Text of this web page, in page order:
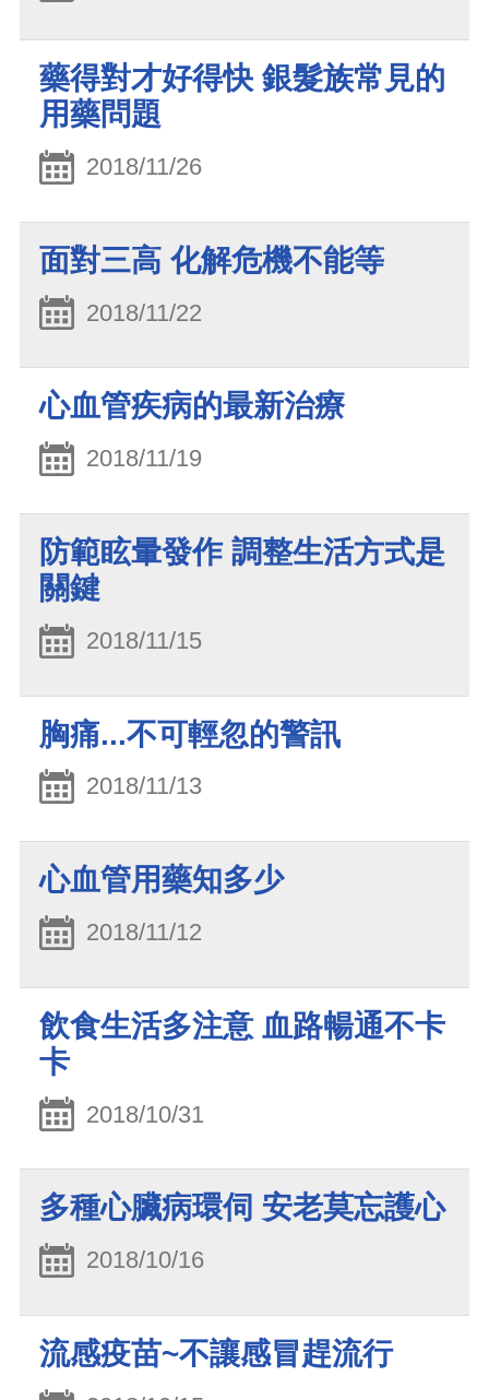
藥得對才好得快 銀髮族常見的
用藥問題
2018/11/26
面對三高 化解危機不能等
2018/11/22
心血管疾病的最新治療
2018/11/19
防範眩暈發作 調整生活方式是
關鍵
2018/11/15
胸痛...不可輕忽的警訊
2018/11/13
心血管用藥知多少
2018/11/12
飲食生活多注意 血路暢通不卡
卡
2018/10/31
多種心臟病環伺 安老莫忘護心
2018/10/16
流感疫苗~不讓感冒趕流行